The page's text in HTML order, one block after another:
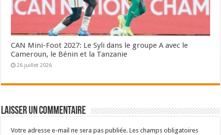
CAN Mini-Foot 2027: Le Syli dans le groupe A avec le
Cameroun, le Bénin et la Tanzanie
26 juillet 2026
Laisser un commentaire
Votre adresse e-mail ne sera pas publiée. Les champs obligatoires